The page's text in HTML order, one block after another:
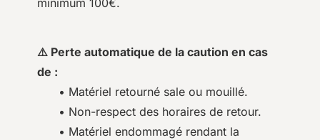
minimum 100€.
⚠️ Perte automatique de la caution en cas
de :
• Matériel retourné sale ou mouillé.
• Non-respect des horaires de retour.
• Matériel endommagé rendant la